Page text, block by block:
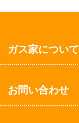
ガス家について
お問い合わせ